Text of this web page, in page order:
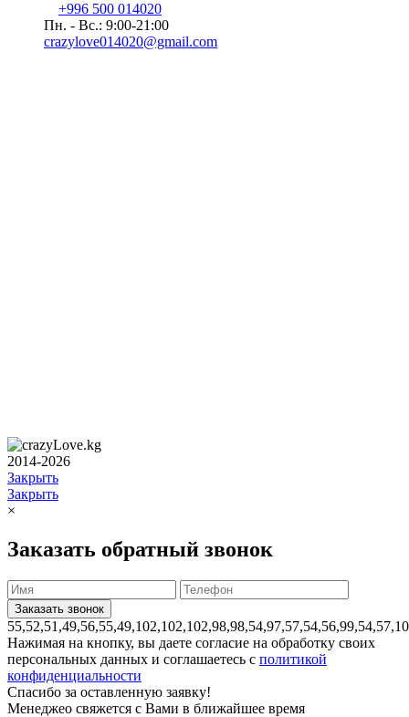
+996 500 014020
Пн. - Вс.: 9:00-21:00
crazylove014020@gmail.com
2014-2026
Закрыть
Закрыть
×
Заказать обратный звонок
Нажимая на кнопку, вы даете согласие на обработку своих
персональных данных и соглашаетесь с политикой
конфиденциальности
Спасибо за оставленную заявку!
Менеджео свяжется с Вами в ближайшее время